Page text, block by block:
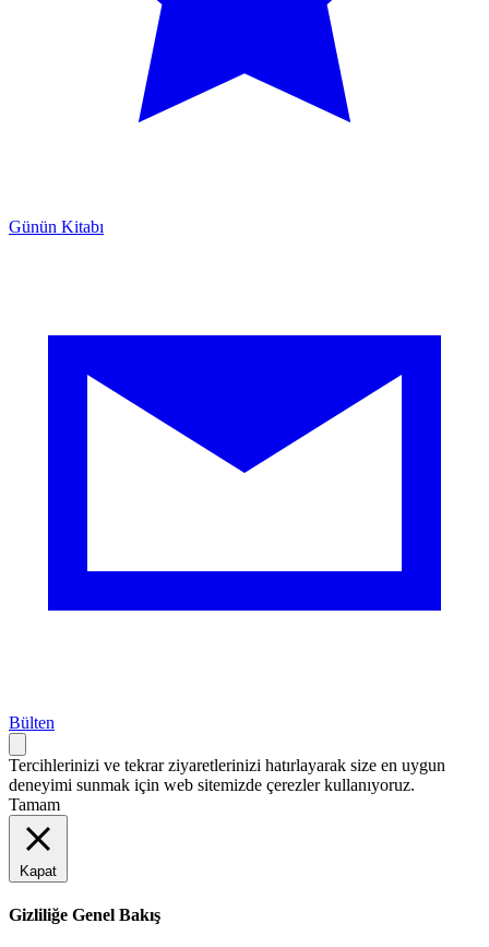
Günün Kitabı
Bülten
Tercihlerinizi ve tekrar ziyaretlerinizi hatırlayarak size en uygun
deneyimi sunmak için web sitemizde çerezler kullanıyoruz.
Tamam
Kapat
Gizliliğe Genel Bakış